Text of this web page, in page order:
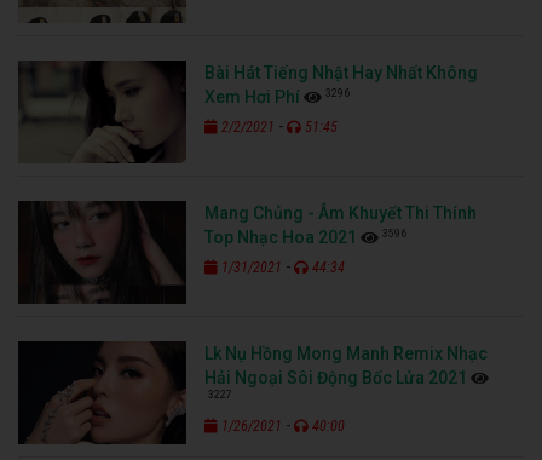
Bài Hát Tiếng Nhật Hay Nhất Không
Xem Hơi Phí
3296
2/2/2021 - 51:45
Mang Chủng - Âm Khuyết Thi Thính
Top Nhạc Hoa 2021
3596
1/31/2021 - 44:34
Lk Nụ Hồng Mong Manh Remix Nhạc
Hải Ngoại Sôi Động Bốc Lửa 2021
3227
1/26/2021 - 40:00